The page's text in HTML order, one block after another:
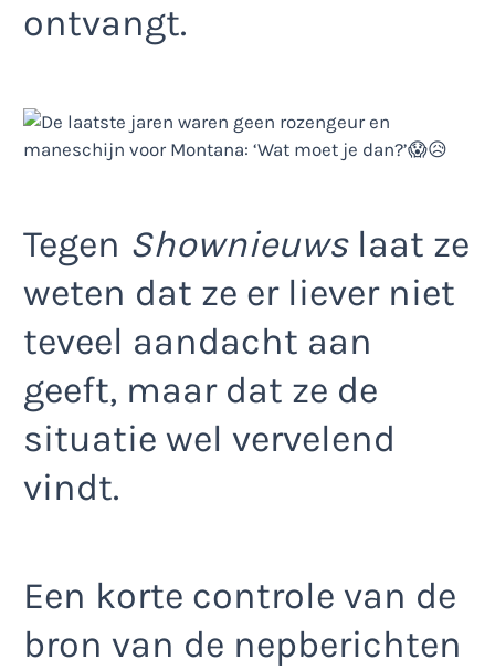
ontvangt.
Tegen Shownieuwslaat ze
weten dat ze er liever niet
teveel aandacht aan
geeft, maar dat ze de
situatie wel vervelend
vindt.
Een korte controle van de
bron van de nepberichten